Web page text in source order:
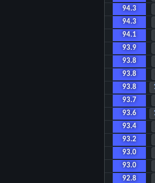
94.3
94.3
94.1
93.9
93.8
93.8
93.8
93.7
93.6
93.4
93.2
93.0
93.0
92.8